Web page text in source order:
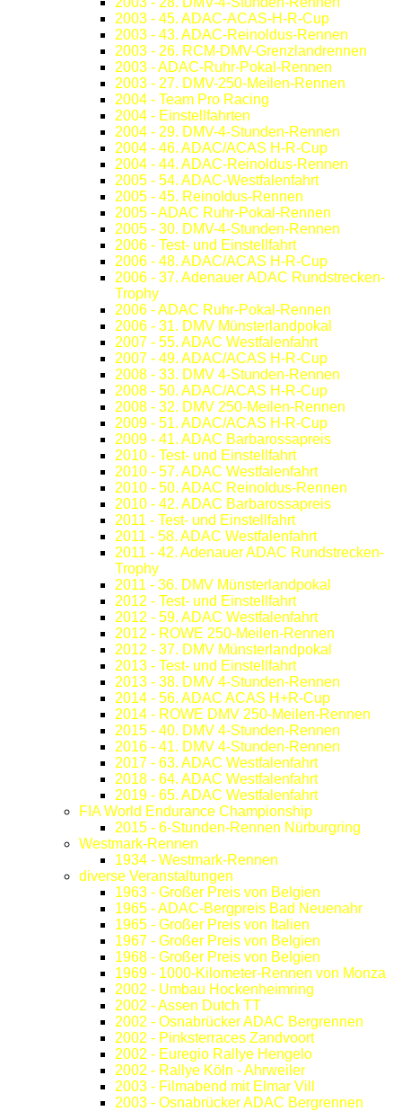
2003 - 45. ADAC-ACAS-H-R-Cup
2003 - 43. ADAC-Reinoldus-Rennen
2003 - 26. RCM-DMV-Grenzlandrennen
2003 - ADAC-Ruhr-Pokal-Rennen
2003 - 27. DMV-250-Meilen-Rennen
2004 - Team Pro Racing
2004 - Einstellfahrten
2004 - 29. DMV-4-Stunden-Rennen
2004 - 46. ADAC/ACAS H-R-Cup
2004 - 44. ADAC-Reinoldus-Rennen
2005 - 54. ADAC-Westfalenfahrt
2005 - 45. Reinoldus-Rennen
2005 - ADAC Ruhr-Pokal-Rennen
2005 - 30. DMV-4-Stunden-Rennen
2006 - Test- und Einstellfahrt
2006 - 48. ADAC/ACAS H-R-Cup
2006 - 37. Adenauer ADAC Rundstrecken-
Trophy
2006 - ADAC Ruhr-Pokal-Rennen
2006 - 31. DMV Münsterlandpokal
2007 - 55. ADAC Westfalenfahrt
2007 - 49. ADAC/ACAS H-R-Cup
2008 - 33. DMV 4-Stunden-Rennen
2008 - 50. ADAC/ACAS H-R-Cup
2008 - 32. DMV 250-Meilen-Rennen
2009 - 51. ADAC/ACAS H-R-Cup
2009 - 41. ADAC Barbarossapreis
2010 - Test- und Einstellfahrt
2010 - 57. ADAC Westfalenfahrt
2010 - 50. ADAC Reinoldus-Rennen
2010 - 42. ADAC Barbarossapreis
2011 - Test- und Einstellfahrt
2011 - 58. ADAC Westfalenfahrt
2011 - 42. Adenauer ADAC Rundstrecken-
Trophy
2011 - 36. DMV Münsterlandpokal
2012 - Test- und Einstellfahrt
2012 - 59. ADAC Westfalenfahrt
2012 - ROWE 250-Meilen-Rennen
2012 - 37. DMV Münsterlandpokal
2013 - Test- und Einstellfahrt
2013 - 38. DMV 4-Stunden-Rennen
2014 - 56. ADAC ACAS H+R-Cup
2014 - ROWE DMV 250-Meilen-Rennen
2015 - 40. DMV 4-Stunden-Rennen
2016 - 41. DMV 4-Stunden-Rennen
2017 - 63. ADAC Westfalenfahrt
2018 - 64. ADAC Westfalenfahrt
2019 - 65. ADAC Westfalenfahrt
FIA World Endurance Championship
2015 - 6-Stunden-Rennen Nürburgring
Westmark-Rennen
1934 - Westmark-Rennen
diverse Veranstaltungen
1963 - Großer Preis von Belgien
1965 - ADAC-Bergpreis Bad Neuenahr
1965 - Großer Preis von Italien
1967 - Großer Preis von Belgien
1968 - Großer Preis von Belgien
1969 - 1000-Kilometer-Rennen von Monza
2002 - Umbau Hockenheimring
2002 - Assen Dutch TT
2002 - Osnabrücker ADAC Bergrennen
2002 - Pinksterraces Zandvoort
2002 - Euregio Rallye Hengelo
2002 - Rallye Köln - Ahrweiler
2003 - Filmabend mit Elmar Vill
2003 - Osnabrücker ADAC Bergrennen